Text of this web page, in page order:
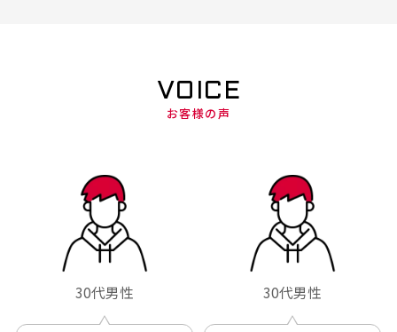
VOICE
お客様の声
30代男性 30代男性